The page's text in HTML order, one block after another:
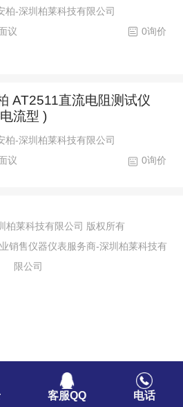
柏-深圳柏莱科技有限公司
0询价
议
AT2511直流电阻测试仪
流型 )
柏-深圳柏莱科技有限公司
0询价
议
柏莱科技有限公司 版权所有
销售仪器仪表服务商-深圳柏莱科技有
限公司
客服QQ 电话